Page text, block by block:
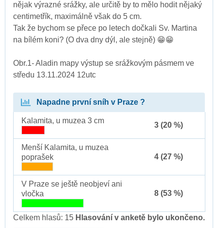
nějak výrazné srážky, ale určitě by to mělo hodit nějaký
centimetřík, maximálně však do 5 cm.
Tak že bychom se přece po letech dočkali Sv. Martina
na bílém koni? (O dva dny dýl, ale stejně) 😁😁
Obr.1- Aladin mapy výstup se srážkovým pásmem ve
středu 13.11.2024 12utc
Napadne první sníh v Praze ?
Kalamita, u muzea 3 cm
3 (20 %)
Menší Kalamita, u muzea
poprašek
4 (27 %)
V Praze se ještě neobjeví ani
vločka
8 (53 %)
Celkem hlasů: 15 Hlasování v anketě bylo ukončeno.